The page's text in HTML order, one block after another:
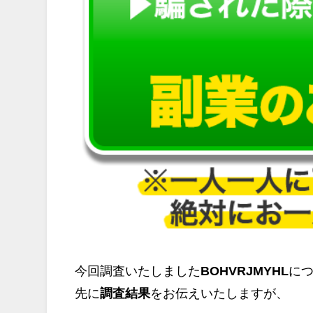
今回調査いたしましたBOHVRJMYHLに
先に調査結果をお伝えいたしますが、